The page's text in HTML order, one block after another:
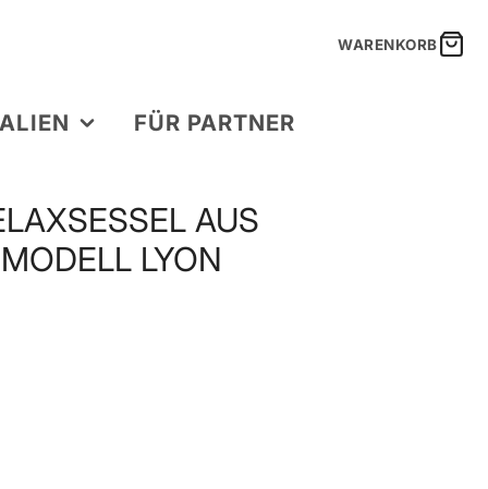
WARENKORB
FÜR PARTNER
AUS
LYON